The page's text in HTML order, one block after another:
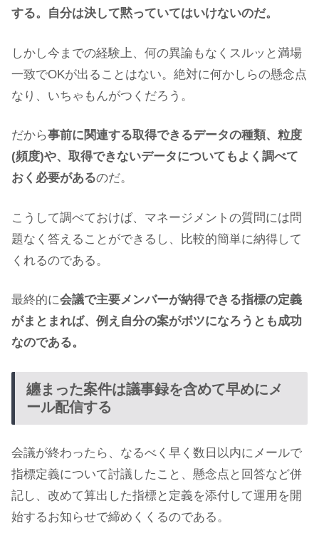
する。自分は決して黙っていてはいけないのだ。
しかし今までの経験上、何の異論もなくスルッと満場
一致でOKが出ることはない。絶対に何かしらの懸念点
なり、いちゃもんがつくだろう。
だから事前に関連する取得できるデータの種類、粒度
(頻度)や、取得できないデータについてもよく調べて
おく必要があるのだ。
こうして調べておけば、マネージメントの質問には問
題なく答えることができるし、比較的簡単に納得して
くれるのである。
最終的に会議で主要メンバーが納得できる指標の定義
がまとまれば、例え自分の案がボツになろうとも成功
なのである。
纏まった案件は議事録を含めて早めにメ
ール配信する
会議が終わったら、なるべく早く数日以内にメールで
指標定義について討議したこと、懸念点と回答など併
記し、改めて算出した指標と定義を添付して運用を開
始するお知らせで締めくくるのである。